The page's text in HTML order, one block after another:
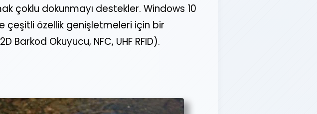
çoklu dokunmayı destekler. Windows 10
çeşitli özellik genişletmeleri için bir
Okuyucu, NFC, UHF RFID).